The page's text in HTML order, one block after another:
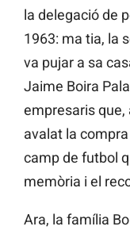
la delegació de
1963: ma tia, la
va pujar a sa
Jaime Boira
empresaris que,
avalat la compra
camp de futbol
memòria i el
Ara, la família